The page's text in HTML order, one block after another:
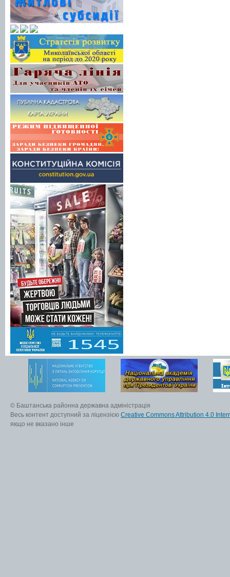
© Баштанська районна державна адміністрація
Весь контент доступний за ліцензією Creative Commons Attribution 4.0
якщо не вказано інше